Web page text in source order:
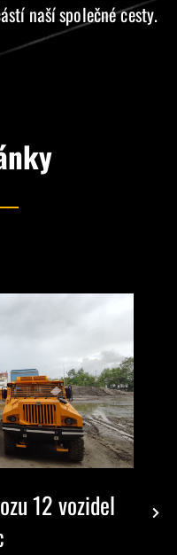
naší společné cesty.
12 vozidel